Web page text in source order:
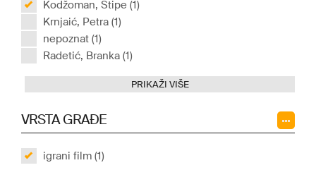
Kodžoman, Stipe (1)
Krnjaić, Petra (1)
nepoznat (1)
Radetić, Branka (1)
PRIKAŽI VIŠE
VRSTA GRAĐE
igrani film (1)